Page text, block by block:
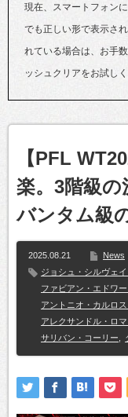
現在、スマートフォン
でも正しい形で表示さ
れている場合は、お手
ッシュクリアをお試しく
【PFL
楽。3階級
バンタム級
2025.08.21 News
ジョシュ・シルヴェイ
ファビアン・エドワ
アントニオ・カルロ
アレクサンドル・ロ
サリバン・コーリー